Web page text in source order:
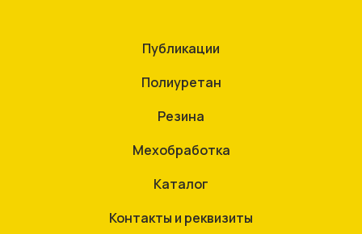
Публикации
Полиуретан
Резина
Мехобработка
Каталог
Контакты и реквизиты